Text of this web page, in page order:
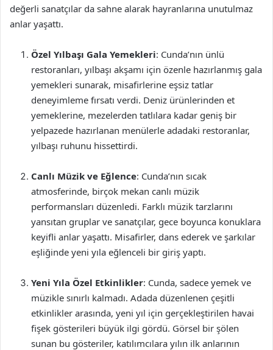
değerli sanatçılar da sahne alarak hayranlarına unutulmaz
anlar yaşattı.
Özel Yılbaşı Gala Yemekleri: Cunda’nın ünlü
restoranları, yılbaşı akşamı için özenle hazırlanmış gala
yemekleri sunarak, misafirlerine eşsiz tatlar
deneyimleme fırsatı verdi. Deniz ürünlerinden et
yemeklerine, mezelerden tatlılara kadar geniş bir
yelpazede hazırlanan menülerle adadaki restoranlar,
yılbaşı ruhunu hissettirdi.
Canlı Müzik ve Eğlence: Cunda’nın sıcak
atmosferinde, birçok mekan canlı müzik
performansları düzenledi. Farklı müzik tarzlarını
yansıtan gruplar ve sanatçılar, gece boyunca konuklara
keyifli anlar yaşattı. Misafirler, dans ederek ve şarkılar
eşliğinde yeni yıla eğlenceli bir giriş yaptı.
Yeni Yıla Özel Etkinlikler: Cunda, sadece yemek ve
müzikle sınırlı kalmadı. Adada düzenlenen çeşitli
etkinlikler arasında, yeni yıl için gerçekleştirilen havai
fişek gösterileri büyük ilgi gördü. Görsel bir şölen
sunan bu gösteriler, katılımcılara yılın ilk anlarının